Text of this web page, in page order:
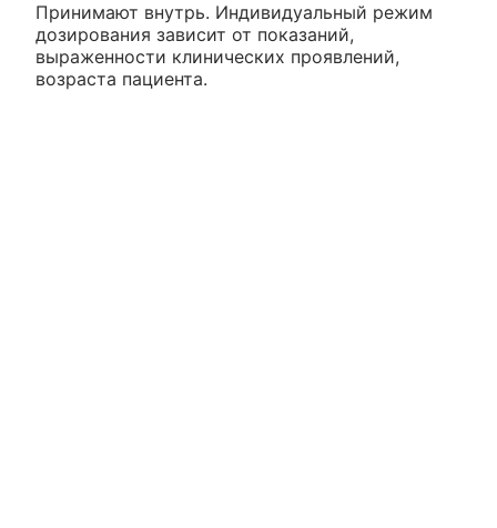
Принимают внутрь. Индивидуальный режим
дозирования зависит от показаний,
выраженности клинических проявлений,
возраста пациента.